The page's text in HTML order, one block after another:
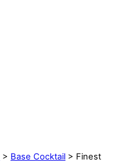
> Base Cocktail > Finest